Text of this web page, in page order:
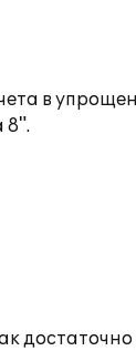
в
8".